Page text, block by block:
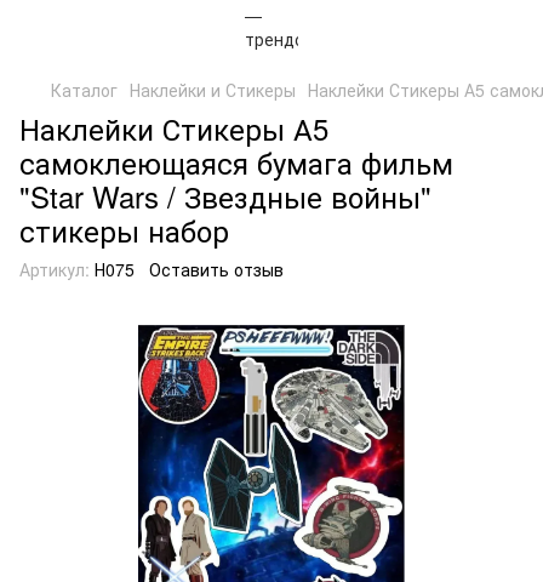
Каталог Наклейки и Стикеры Наклейки Стикеры А5
Наклейки Стикеры А5
самоклеющаяся бумага фильм
"Star Wars / Звездные войны"
стикеры набор
Артикул: Н075 Оставить отзыв